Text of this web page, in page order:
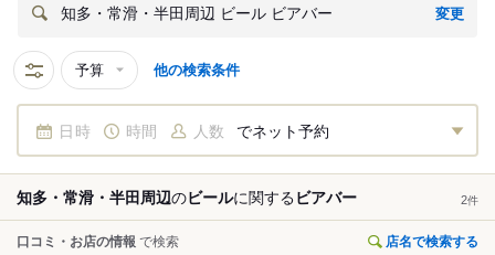
知多・常滑・半田周辺 ビール ビアバー 変更
予算 他の検索条件
日時 時間 人数 でネット予約
知多・常滑・半田周辺のビールに関するビアバー 2件
口コミ・お店の情報 で検索 店名で検索する